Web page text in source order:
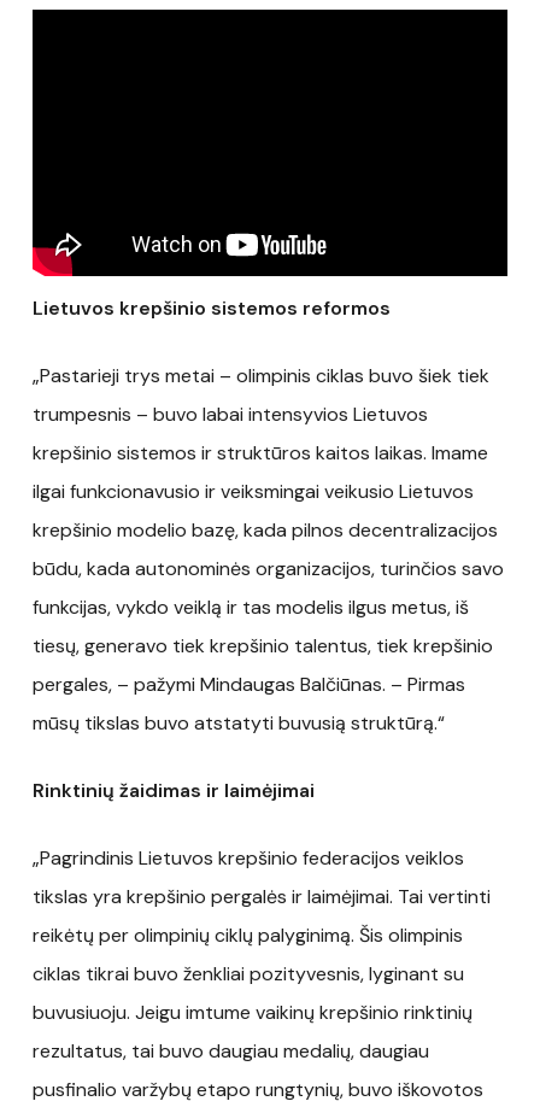
Lietuvos krepšinio sistemos reformos
„Pastarieji trys metai – olimpinis ciklas buvo šiek tiek
trumpesnis – buvo labai intensyvios Lietuvos
krepšinio sistemos ir struktūros kaitos laikas. Imame
ilgai funkcionavusio ir veiksmingai veikusio Lietuvos
krepšinio modelio bazę, kada pilnos decentralizacijos
būdu, kada autonominės organizacijos, turinčios savo
funkcijas, vykdo veiklą ir tas modelis ilgus metus, iš
tiesų, generavo tiek krepšinio talentus, tiek krepšinio
pergales, – pažymi Mindaugas Balčiūnas. – Pirmas
mūsų tikslas buvo atstatyti buvusią struktūrą.“
Rinktinių žaidimas ir laimėjimai
„Pagrindinis Lietuvos krepšinio federacijos veiklos
tikslas yra krepšinio pergalės ir laimėjimai. Tai vertinti
reikėtų per olimpinių ciklų palyginimą. Šis olimpinis
ciklas tikrai buvo ženkliai pozityvesnis, lyginant su
buvusiuoju. Jeigu imtume vaikinų krepšinio rinktinių
rezultatus, tai buvo daugiau medalių, daugiau
pusfinalio varžybų etapo rungtynių, buvo iškovotos